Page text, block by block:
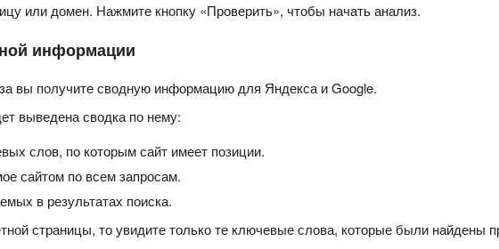
или домен. Нажмите кнопку «Проверить», чтобы начать анализ.
информации
вы получите сводную информацию для Яндекса и Google.
выведена сводка по нему:
слов, по которым сайт имеет позиции.
сайтом по всем запросам.
в результатах поиска.
страницы, то увидите только те ключевые слова, которые были найдены